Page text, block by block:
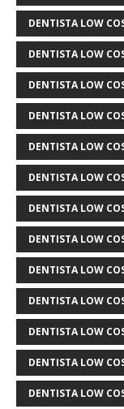
DENTISTA LOW
DENTISTA LOW
DENTISTA LOW
DENTISTA LOW
DENTISTA LOW
DENTISTA LOW
DENTISTA LOW
DENTISTA LOW
DENTISTA LOW
DENTISTA LOW
DENTISTA LOW
DENTISTA LOW
DENTISTA LOW